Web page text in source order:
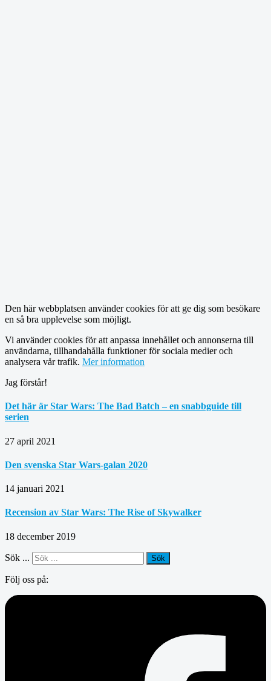
Den här webbplatsen använder cookies för att ge dig som besökare
en så bra upplevelse som möjligt.
Vi använder cookies för att anpassa innehållet och annonserna till
användarna, tillhandahålla funktioner för sociala medier och
analysera vår trafik. Mer information
Jag förstår!
Det här är Star Wars: The Bad Batch – en snabbguide till
serien
27 april 2021
Den svenska Star Wars-galan 2020
14 januari 2021
Recension av Star Wars: The Rise of Skywalker
18 december 2019
Sök ... Sök
Följ oss på: